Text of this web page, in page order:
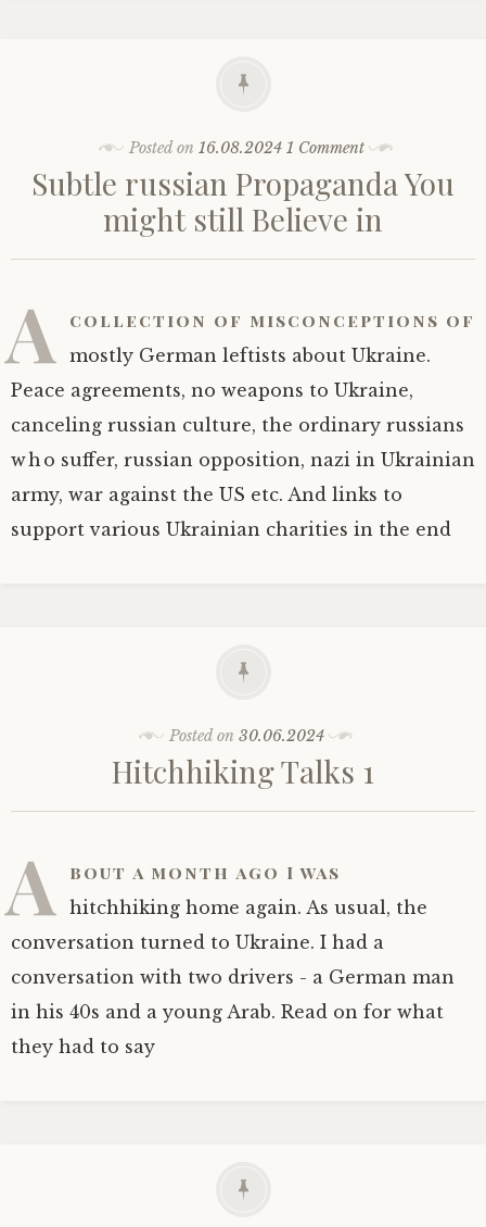
Posted on 16.08.2024 1 Comment
Subtle russian Propaganda You
might still Believe in
A collection of misconceptions of
mostly German leftists about Ukraine.
Peace agreements, no weapons to Ukraine,
canceling russian culture, the ordinary russians
who suffer, russian opposition, nazi in Ukrainian
army, war against the US etc. And links to
support various Ukrainian charities in the end
Posted on 30.06.2024
Hitchhiking Talks 1
A bout a month ago I was
hitchhiking home again. As usual, the
conversation turned to Ukraine. I had a
conversation with two drivers - a German man
in his 40s and a young Arab. Read on for what
they had to say